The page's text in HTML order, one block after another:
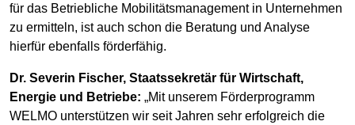
für das Betriebliche Mobilitätsmanagement in Unternehmen
zu ermitteln, ist auch schon die Beratung und Analyse
hierfür ebenfalls förderfähig.
Dr. Severin Fischer, Staatssekretär für Wirtschaft,
Energie und Betriebe: „Mit unserem Förderprogramm
WELMO unterstützen wir seit Jahren sehr erfolgreich die